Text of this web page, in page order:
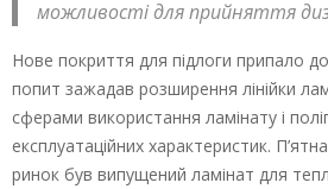
можливості для прийняття
Нове покриття для підлоги припало
попит зажадав розширення лінійки
сферами використання ламінату і
експлуатаційних характеристик.
ринок був випущений ламінат для